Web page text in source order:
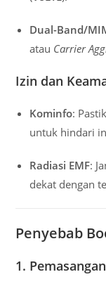
Dual-Band/
atau Carrier
Izin dan
Kominfo:
untuk hindari
Radiasi EMF:
dekat dengan
Penyebab
1.